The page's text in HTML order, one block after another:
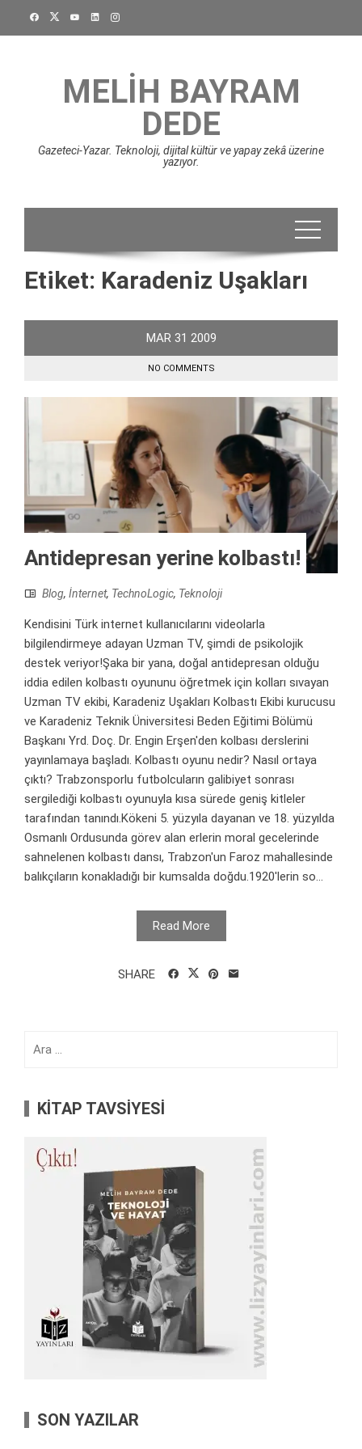
MELIH BAYRAM
DEDE
Gazeteci-Yazar. Teknoloji, dijital kültür ve yapay zekâ üzerine
yazıyor.
Etiket: Karadeniz Uşakları
MAR 31 2009
NO COMMENTS
Antidepresan yerine kolbastı!
Blog, İnternet, TechnoLogic, Teknoloji
Kendisini Türk internet kullanıcılarını videolarla
bilgilendirmeye adayan Uzman TV, şimdi de psikolojik
destek veriyor!Şaka bir yana, doğal antidepresan olduğu
iddia edilen kolbastı oyununu öğretmek için kolları sıvayan
Uzman TV ekibi, Karadeniz Uşakları Kolbastı Ekibi kurucusu
ve Karadeniz Teknik Üniversitesi Beden Eğitimi Bölümü
Başkanı Yrd. Doç. Dr. Engin Erşen'den kolbası derslerini
yayınlamaya başladı. Kolbastı oyunu nedir? Nasıl ortaya
çıktı? Trabzonsporlu futbolcuların galibiyet sonrası
sergilediği kolbastı oyunuyla kısa sürede geniş kitleler
tarafından tanındı.Kökeni 5. yüzyıla dayanan ve 18. yüzyılda
Osmanlı Ordusunda görev alan erlerin moral gecelerinde
sahnelenen kolbastı dansı, Trabzon'un Faroz mahallesinde
balıkçıların konakladığı bir kumsalda doğdu.1920'lerin so...
Read More
SHARE
KİTAP TAVSİYESİ
SON YAZILAR